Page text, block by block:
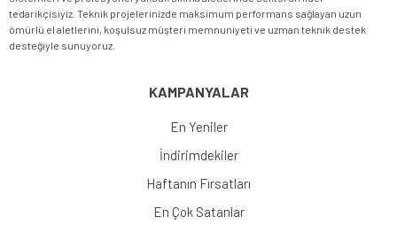
tedarikçisiyiz. Teknik projelerinizde maksimum performans sağlayan uzun
ömürlü el aletlerini, koşulsuz müşteri memnuniyeti ve uzman teknik destek
desteğiyle sunuyoruz.
KAMPANYALAR
En Yeniler
İndirimdekiler
Haftanın Fırsatları
En Çok Satanlar